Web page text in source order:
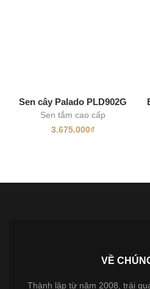
Sen cây Palado PLD902G
Sen tắm cao cấp
3.675.000₫
VỀ
Thành lập từ năm 2008, trải